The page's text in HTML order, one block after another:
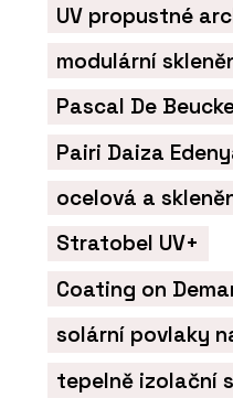
UV propustné
modulární
Pascal De
Pairi Daiza
ocelová a
Stratobel UV+
Coating on
solární povlaky
tepelně izolační